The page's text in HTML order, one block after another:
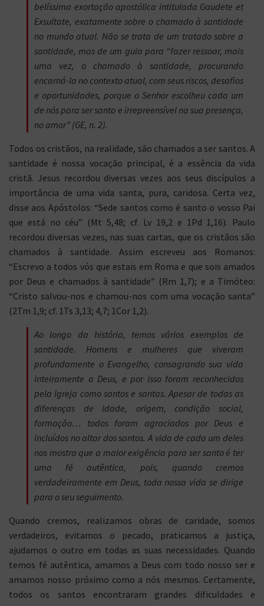
belíssima exortação apostólica intitulada Gaudete et
Exsultate, exatamente sobre o chamado à santidade
no mundo atual. Não se trata de um tratado sobre a
santidade, mas de um guia para “fazer ressoar, mais
uma vez, o chamado à santidade, procurando
encarná-la no contexto atual, com seus riscos, desafios
e oportunidades, porque o Senhor escolheu cada um
de nós para ser santo e irrepreensível na sua presença,
no amor” (GE, n. 2).
Todos os cristãos, na realidade, são chamados a ser santos. A
santidade é nossa vocação principal, é a essência da vida
cristã. Jesus recordou diversas vezes aos seus discípulos a
importância de uma vida santa, pura, caridosa. Certa vez,
disse aos Apóstolos: “Sede santos como é santo o vosso Pai
que está no céu” (Mt 5,48; cf. Lv 19,2 e 1Pd 1,16). Paulo
recordou diversas vezes, nas suas cartas, que os cristãos são
chamados à santidade. Assim escreveu aos Romanos:
“Escrevo a todos vós que estais em Roma e que sois amados
por Deus e chamados à santidade” (Rm 1,7); e a Timóteo:
“Cristo salvou-nos e chamou-nos com uma vocação santa”
(2Tm 1,9; cf. 1Ts 3,13; 4,7; 1Cor 1,2).
Ao longo da história, temos vários exemplos de
santidade. Homens e mulheres que viveram
profundamente o Evangelho, consagrando sua vida
inteiramente a Deus, e por isso foram reconhecidos
pela Igreja como santos e santas. Apesar de todas as
diferenças de idade, origem, condição social,
formação… todos foram agraciados por Deus e
incluídos no altar dos santos. A vida de cada um deles
nos mostra que a maior exigência para ser santo é ter
uma fé autêntica, pois, quando cremos
verdadeiramente em Deus, toda nossa vida se dirige
para o seu seguimento.
Quando cremos, realizamos obras de caridade, somos
verdadeiros, evitamos o pecado, praticamos a justiça,
ajudamos o outro em todas as suas necessidades. Quando
temos fé autêntica, amamos a Deus com todo nosso ser e
amamos nosso próximo como a nós mesmos. Certamente,
todos os santos encontraram grandes dificuldades e